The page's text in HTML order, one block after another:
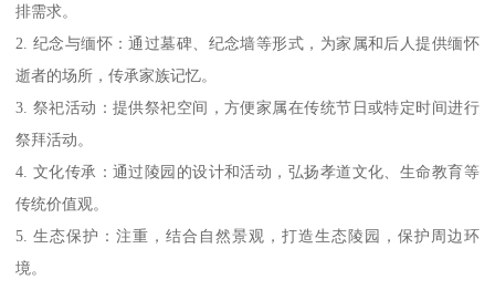
排需求。
2. 纪念与缅怀：通过墓碑、纪念墙等形式，为家属和后人提供缅怀
逝者的场所，传承家族记忆。
3. 祭祀活动：提供祭祀空间，方便家属在传统节日或特定时间进行
祭拜活动。
4. 文化传承：通过陵园的设计和活动，弘扬孝道文化、生命教育等
传统价值观。
5. 生态保护：注重，结合自然景观，打造生态陵园，保护周边环
境。